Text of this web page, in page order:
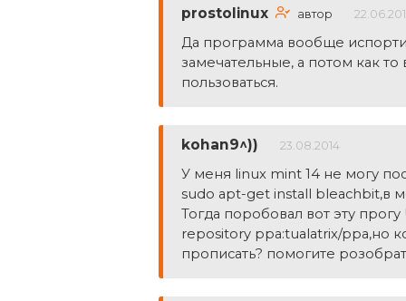
prostolinux автор
Да программа вообще
замечательные, а потом как то
пользоваться.
kohan9^)) 23.08.2014
У меня linux mint 14 не могу
sudo apt-get install bleachbit,в
Тогда поробовал вот эту
repository ppa:tualatrix/ppa,но
прописать? помогите